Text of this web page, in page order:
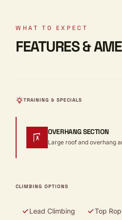
WHAT TO EXPECT
FEATURES &
TRAINING & SPECIALS
OVERHANG SECTION
Large roof and overhang
CLIMBING OPTIONS
Lead Climbing Top